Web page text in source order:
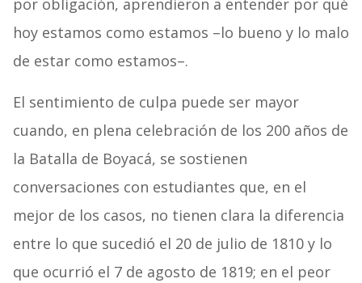
por obligación, aprendieron a entender por qué
hoy estamos como estamos –lo bueno y lo malo
de estar como estamos–.
El sentimiento de culpa puede ser mayor
cuando, en plena celebración de los 200 años de
la Batalla de Boyacá, se sostienen
conversaciones con estudiantes que, en el
mejor de los casos, no tienen clara la diferencia
entre lo que sucedió el 20 de julio de 1810 y lo
que ocurrió el 7 de agosto de 1819; en el peor